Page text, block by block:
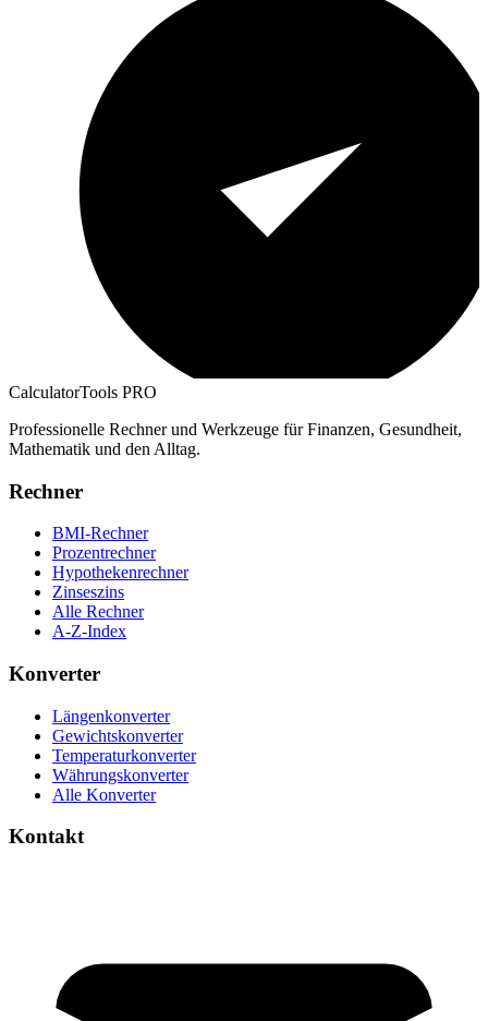
CalculatorTools PRO
Professionelle Rechner und Werkzeuge für Finanzen, Gesundheit,
Mathematik und den Alltag.
Rechner
BMI-Rechner
Prozentrechner
Hypothekenrechner
Zinseszins
Alle Rechner
A-Z-Index
Konverter
Längenkonverter
Gewichtskonverter
Temperaturkonverter
Währungskonverter
Alle Konverter
Kontakt